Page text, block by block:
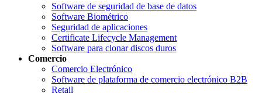
Software de seguridad de base de datos
Software Biométrico
Seguridad de aplicaciones
Certificate Lifecycle Management
Software para clonar discos duros
Comercio
Comercio Electrónico
Software de plataforma de comercio electrónico B2B
Retail